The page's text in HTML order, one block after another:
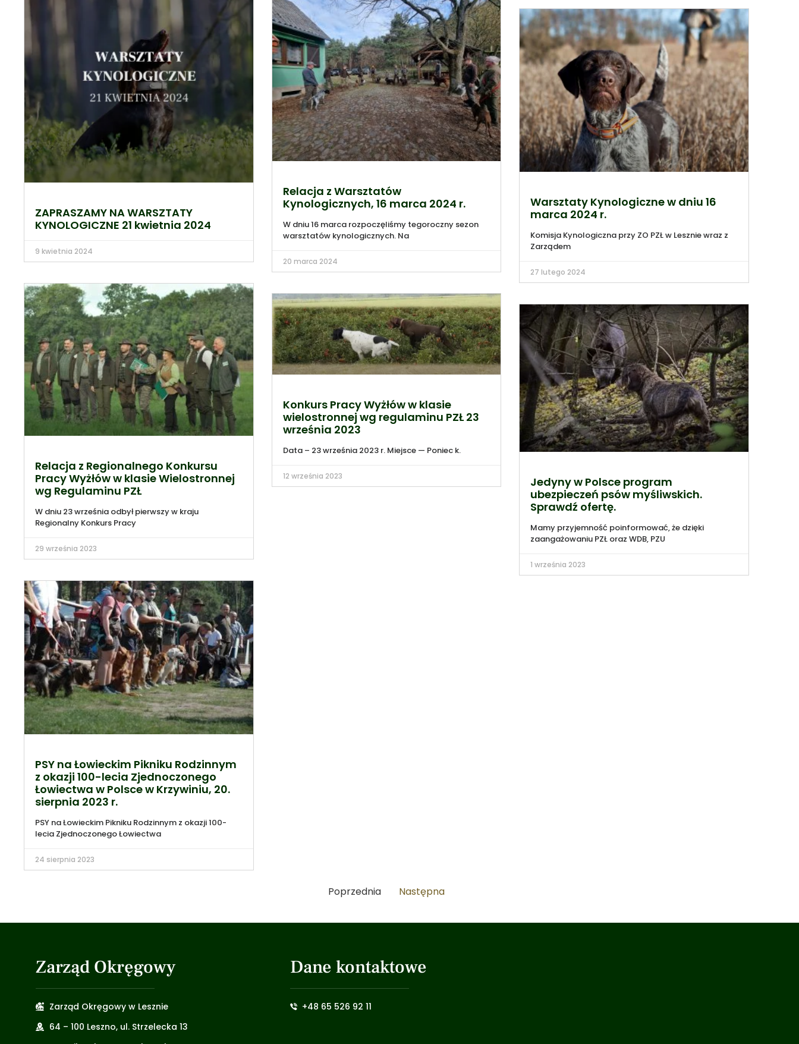
ZAPRASZAMY NA WARSZTATY
KYNOLOGICZNE 21 kwietnia 2024
9 kwietnia 2024
Relacja z Warsztatów
Kynologicznych, 16 marca 2024 r.
W dniu 16 marca rozpoczęliśmy tegoroczny sezon
warsztatów kynologicznych. Na
20 marca 2024
Warsztaty Kynologiczne w dniu 16
marca 2024 r.
Komisja Kynologiczna przy ZO PZŁ w Lesznie wraz z
Zarządem
27 lutego 2024
Relacja z Regionalnego Konkursu
Pracy Wyżłów w klasie Wielostronnej
wg Regulaminu PZŁ
W dniu 23 września odbył pierwszy w kraju
Regionalny Konkurs Pracy
29 września 2023
Konkurs Pracy Wyżłów w klasie
wielostronnej wg regulaminu PZŁ 23
września 2023
Data – 23 września 2023 r. Miejsce — Poniec k.
12 września 2023
Jedyny w Polsce program
ubezpieczeń psów myśliwskich.
Sprawdź ofertę.
Mamy przyjemność poinformować, że dzięki
zaangażowaniu PZŁ oraz WDB, PZU
1 września 2023
PSY na Łowieckim Pikniku Rodzinnym
z okazji 100-lecia Zjednoczonego
Łowiectwa w Polsce w Krzywiniu, 20.
sierpnia 2023 r.
PSY na Łowieckim Pikniku Rodzinnym z okazji 100-
lecia Zjednoczonego Łowiectwa
24 sierpnia 2023
Poprzednia Następna
Zarząd Okręgowy
Zarząd Okręgowy w Lesznie
64 – 100 Leszno, ul. Strzelecka 13
Dane kontaktowe
+48 65 526 92 11